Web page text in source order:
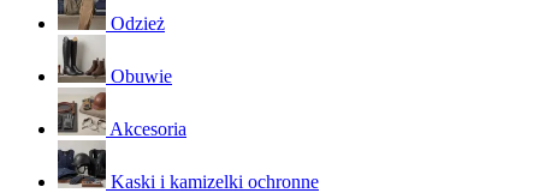
Odzież
Obuwie
Akcesoria
Kaski i kamizelki ochronne